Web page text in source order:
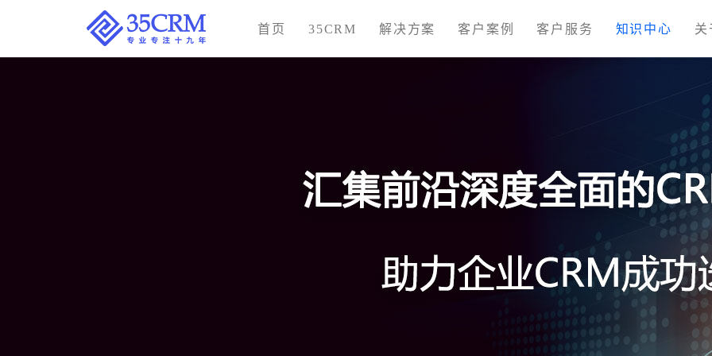
首页 35CRM 解决方案 客户案例 客户服务 知识中心 关